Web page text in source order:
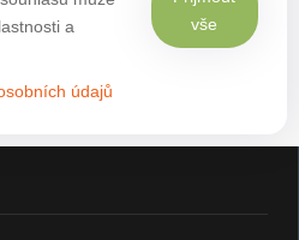
a
údajů
vše